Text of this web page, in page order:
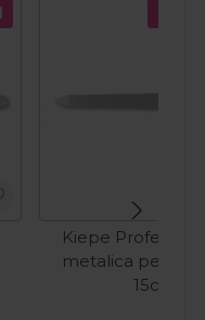
Kiepe
metalica pentru
15cm